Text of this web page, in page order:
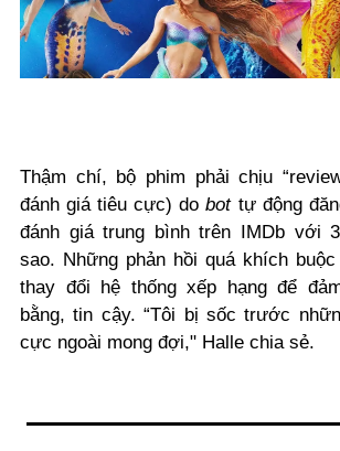
Thậm chí, bộ phim phải chịu
đánh giá tiêu cực) dobot tự động
đánh giá trung bình trên IMDb với
sao. Những phản hồi quá khích
thay đổi hệ thống xếp hạng để
bằng, tin cậy.“Tôi bị sốc trước
cực ngoài mong đợi," Halle chia sẻ.